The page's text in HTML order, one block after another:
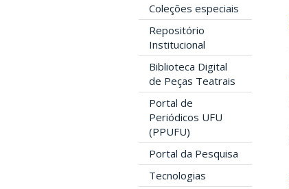
Coleções especiais
Repositório
Institucional
Biblioteca Digital
de Peças Teatrais
Portal de
Periódicos UFU
(PPUFU)
Portal da Pesquisa
Tecnologias